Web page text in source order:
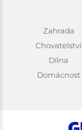
Zahrada
Chovatelství
Dílna
Domácnost